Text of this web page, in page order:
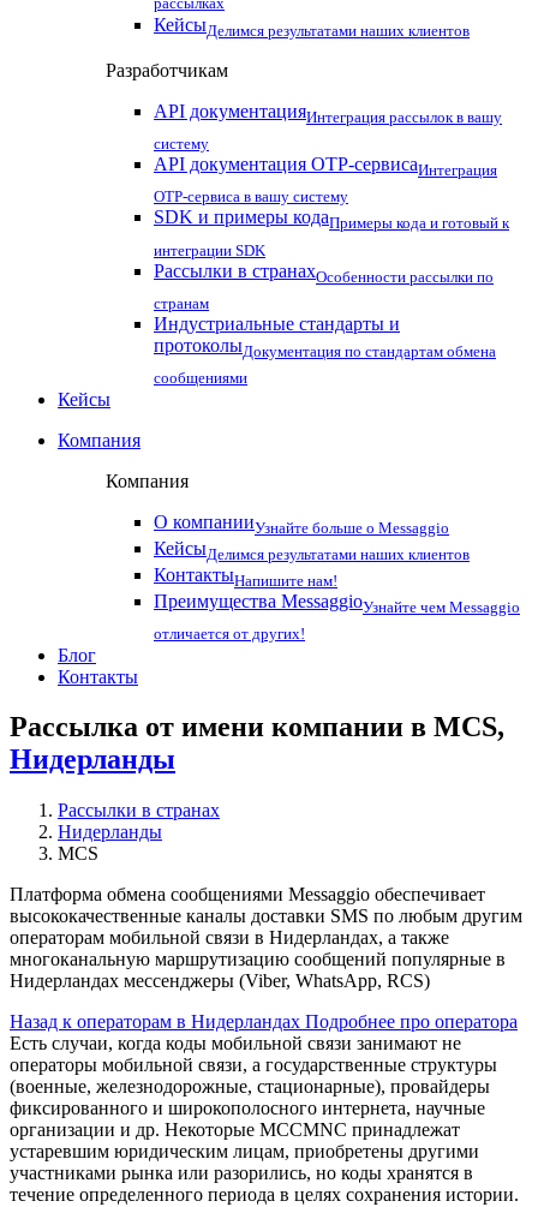
рассылках
КейсыДелимся результатами наших клиентов
Разработчикам
API документацияИнтеграция рассылок в вашу
систему
API документация OTP-сервисаИнтеграция
OTP-сервиса в вашу систему
SDK и примеры кодаПримеры кода и готовый к
интеграции SDK
Рассылки в странахОсобенности рассылки по
странам
Индустриальные стандарты и
протоколыДокументация по стандартам обмена
сообщениями
Кейсы
Компания
Компания
О компанииУзнайте больше о Messaggio
КейсыДелимся результатами наших клиентов
КонтактыНапишите нам!
Преимущества MessaggioУзнайте чем Messaggio
отличается от других!
Блог
Контакты
Рассылка от имени компании в MCS,
Нидерланды
Рассылки в странах
Нидерланды
MCS
Платформа обмена сообщениями Messaggio обеспечивает
высококачественные каналы доставки SMS по любым другим
операторам мобильной связи в Нидерландах, а также
многоканальную маршрутизацию сообщений популярные в
Нидерландах мессенджеры (Viber, WhatsApp, RCS)
Назад к операторам в Нидерландах Подробнее про оператора
Есть случаи, когда коды мобильной связи занимают не
операторы мобильной связи, а государственные структуры
(военные, железнодорожные, стационарные), провайдеры
фиксированного и широкополосного интернета, научные
организации и др. Некоторые MCCMNC принадлежат
устаревшим юридическим лицам, приобретены другими
участниками рынка или разорились, но коды хранятся в
течение определенного периода в целях сохранения истории.